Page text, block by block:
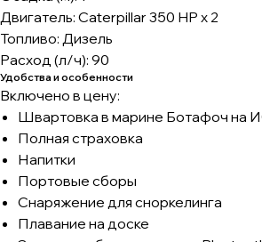
Двигатель: Caterpillar 350 HP x 2
Топливо: Дизель
Расход (л/ч): 90
Удобства и особенности
Включено в цену:
Швартовка в марине Ботафоч на
Полная страховка
Напитки
Портовые сборы
Снаряжение для сноркелинга
Плавание на доске